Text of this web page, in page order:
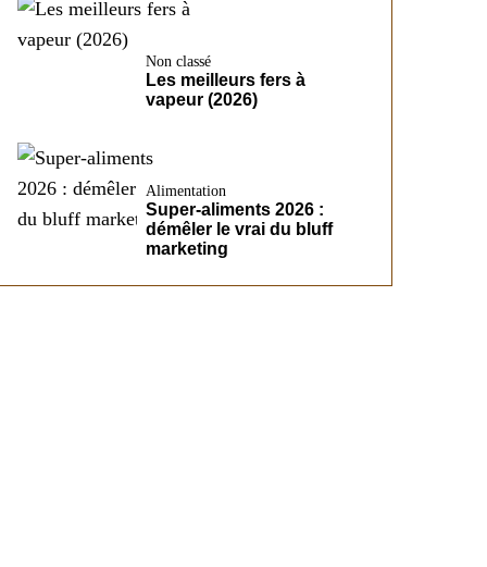
Non classé
Les meilleurs fers à
vapeur (2026)
Alimentation
Super-aliments 2026 :
démêler le vrai du bluff
marketing